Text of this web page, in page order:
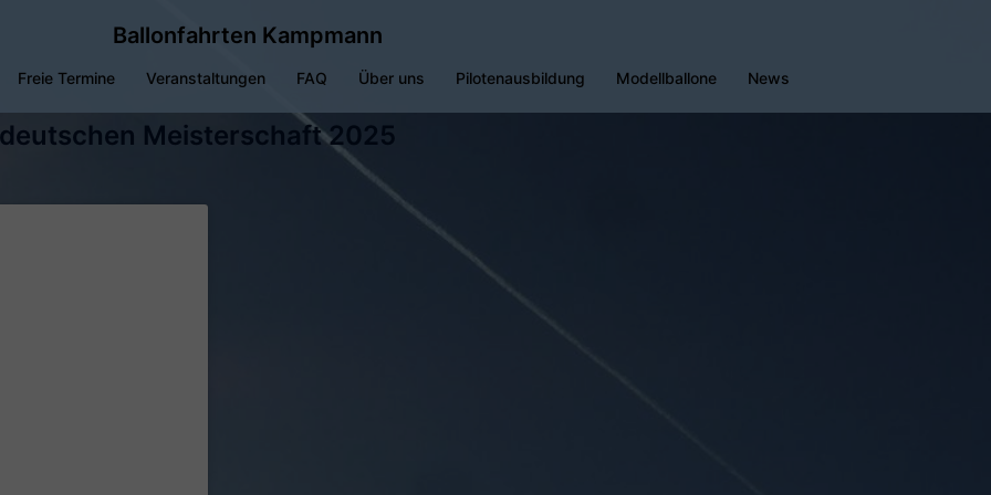
Ballonfahrten Kampmann
Freie Termine Veranstaltungen FAQ Über uns Pilotenausbildung Modellballone News
Meisterschaft 2025